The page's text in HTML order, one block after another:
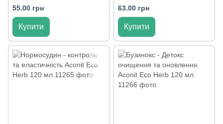
55.00 грн
Купити
63.00 грн
Купити